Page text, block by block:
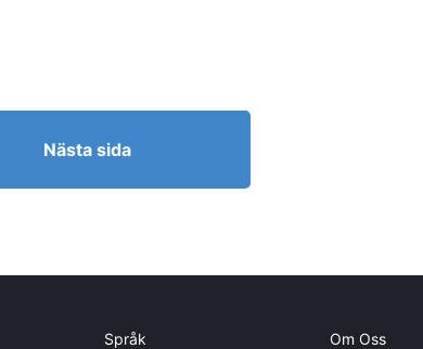
Nästa sida
Språk Om Oss